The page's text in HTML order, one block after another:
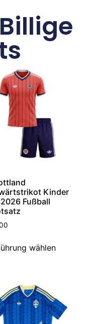
Kinder
Fußball
wählen